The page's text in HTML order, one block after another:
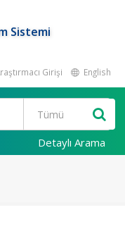
Sistemi
Girişi English
Detaylı Arama